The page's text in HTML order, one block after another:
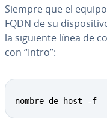
Siempre que el
FQDN de su
la siguiente línea de
con “Intro”:
nombre de host -f